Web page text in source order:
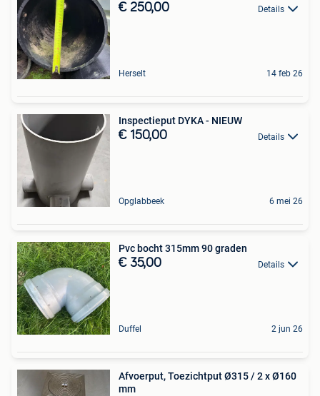
€ 250,00 Details
Herselt 14 feb 26
Inspectieput DYKA - NIEUW
€ 150,00 Details
Opglabbeek 6 mei 26
Pvc bocht 315mm 90 graden
€ 35,00 Details
Duffel 2 jun 26
Afvoerput, Toezichtput Ø315 / 2 x Ø160
mm